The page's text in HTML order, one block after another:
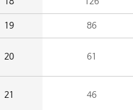
19 86
20 61
21 46